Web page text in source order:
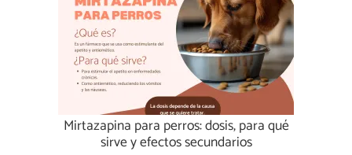
Mirtazapina para perros: dosis, para qué
sirve y efectos secundarios